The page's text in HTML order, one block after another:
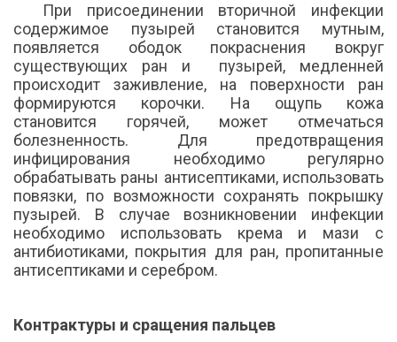
При присоединении вторичной инфекции
содержимое пузырей становится мутным,
появляется ободок покраснения вокруг
существующих ран и пузырей, медленней
происходит заживление, на поверхности ран
формируются корочки. На ощупь кожа
становится горячей, может отмечаться
болезненность. Для предотвращения
инфицирования необходимо регулярно
обрабатывать раны антисептиками, использовать
повязки, по возможности сохранять покрышку
пузырей. В случае возникновении инфекции
необходимо использовать крема и мази с
антибиотиками, покрытия для ран, пропитанные
антисептиками и серебром.
Контрактуры и сращения пальцев